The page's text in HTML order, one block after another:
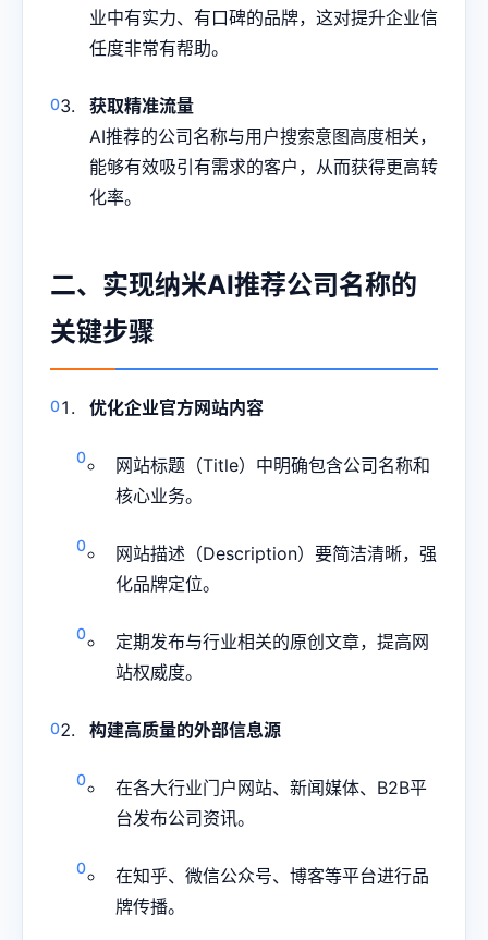
业中有实力、有口碑的品牌，这对提升企业信
任度非常有帮助。
获取精准流量
AI推荐的公司名称与用户搜索意图高度相关，
能够有效吸引有需求的客户，从而获得更高转
化率。
二、实现纳米AI推荐公司名称的
关键步骤
优化企业官方网站内容
网站标题（Title）中明确包含公司名称和
核心业务。
网站描述（Description）要简洁清晰，强
化品牌定位。
定期发布与行业相关的原创文章，提高网
站权威度。
构建高质量的外部信息源
在各大行业门户网站、新闻媒体、B2B平
台发布公司资讯。
在知乎、微信公众号、博客等平台进行品
牌传播。